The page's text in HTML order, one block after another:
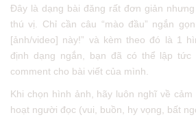
Đây là dạng bài đăng rất đơn giản
thú vị. Chỉ cần câu “mào đầu” ngắn
[ảnh/video] này!” và kèm theo đó là 1
định dạng ngắn, bạn đã có thể lập tức
comment cho bài viết của mình.
Khi chọn hình ảnh, hãy luôn nghĩ về
hoạt người đọc (vui, buồn, hy vọng, bất